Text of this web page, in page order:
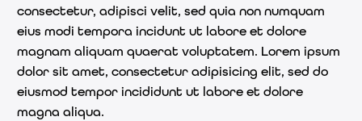
consectetur, adipisci velit, sed quia non numquam
eius modi tempora incidunt ut labore et dolore
magnam aliquam quaerat voluptatem. Lorem ipsum
dolor sit amet, consectetur adipisicing elit, sed do
eiusmod tempor incididunt ut labore et dolore
magna aliqua.